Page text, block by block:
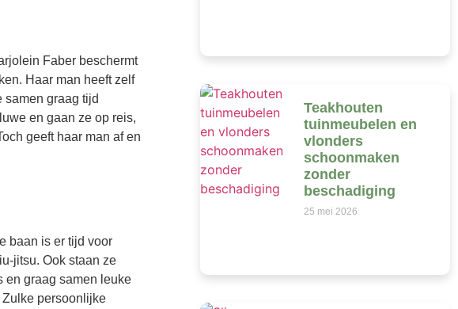
Faber beschermt
Haar man heeft zelf
graag tijd
en gaan ze op reis,
geeft haar man af en
baan is er tijd voor
jitsu. Ook staan ze
en graag samen leuke
Zulke persoonlijke
Teakhouten
tuinmeubelen en
vlonders
schoonmaken
zonder
beschadiging
25 mei 2026